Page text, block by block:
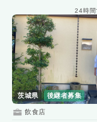
24時間
茨城県 後継者募集
飲食店